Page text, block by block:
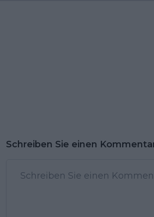
Schreiben Sie einen